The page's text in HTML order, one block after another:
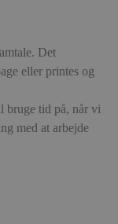
Det
eller printes og
bruge tid på, når vi
med at arbejde